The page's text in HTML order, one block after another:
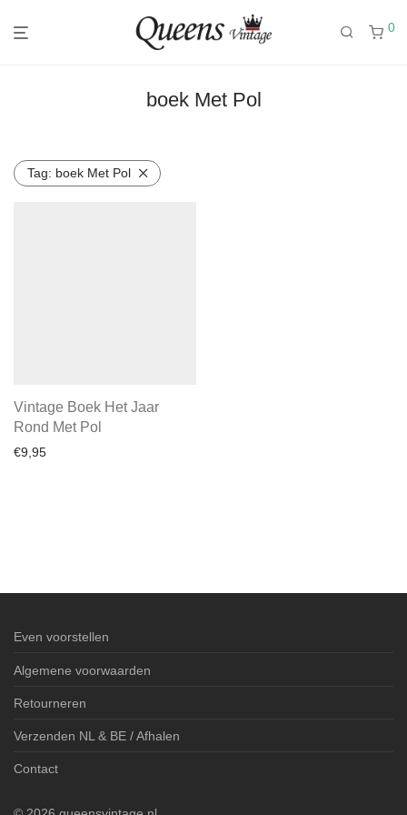
0
boek Met Pol
Tag: boek Met Pol
Vintage Boek Het Jaar
Rond Met Pol
€9,95
Even voorstellen
Algemene voorwaarden
Retourneren
Verzenden NL & BE / Afhalen
Contact